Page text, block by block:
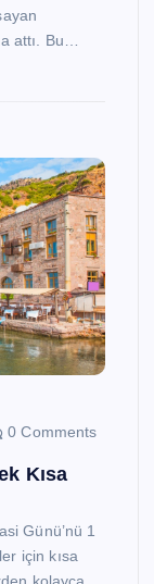
attı. Bu…
0 Comments
Kısa
Günü’nü 1
için kısa